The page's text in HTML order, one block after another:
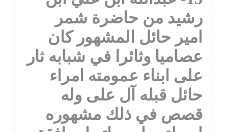
رشيد من حاضرة شمر
امير حائل المشهور كان
عصاميا وثائرا في شبابه ثار
على ابناء عمومته امراء
حائل قبله آل على وله
قصص في ذلك مشهوره